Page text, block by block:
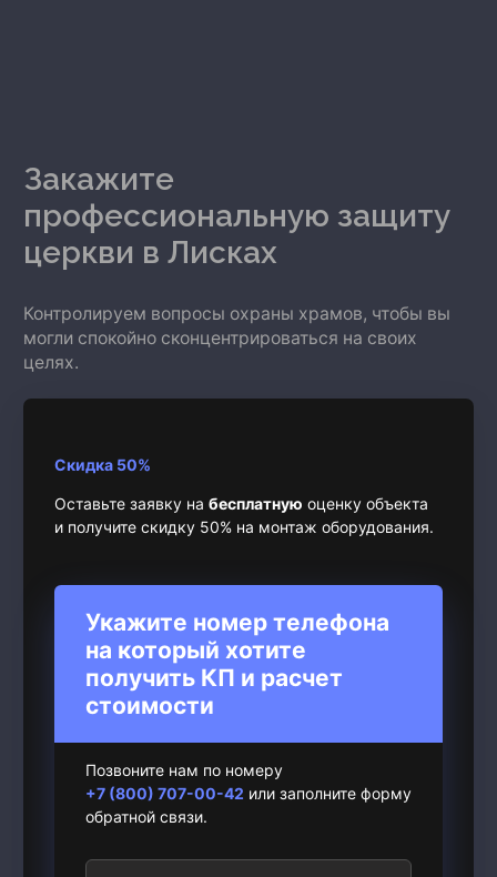
Закажите
профессиональную защиту
церкви в Лисках
Контролируем вопросы охраны храмов, чтобы вы
могли спокойно сконцентрироваться на своих
целях.
Скидка 50%
Оставьте заявку на бесплатную оценку объекта
и получите скидку 50% на монтаж оборудования.
Укажите номер телефона
на который хотите
получить КП и расчет
стоимости
Позвоните нам по номеру
+7 (800) 707-00-42 или заполните форму
обратной связи.